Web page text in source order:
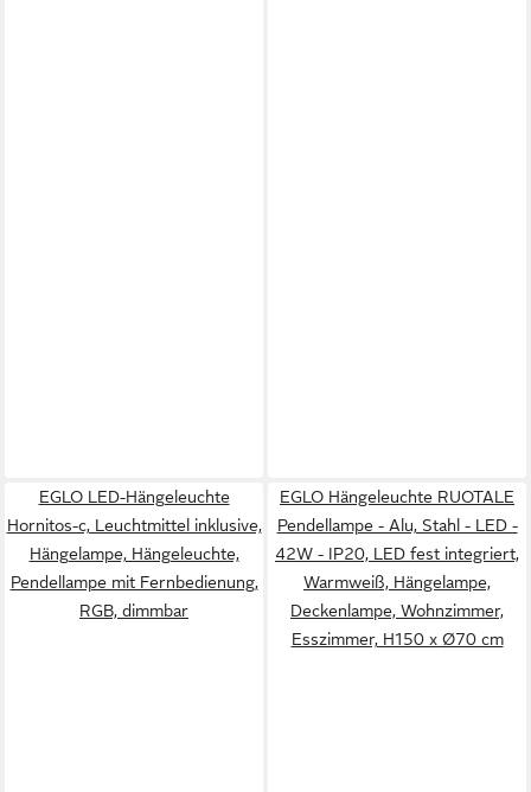
EGLO LED-Hängeleuchte
Hornitos-c, Leuchtmittel inklusive,
Hängelampe, Hängeleuchte,
Pendellampe mit Fernbedienung,
RGB, dimmbar
EGLO Hängeleuchte RUOTALE
Pendellampe - Alu, Stahl - LED -
42W - IP20, LED fest integriert,
Warmweiß, Hängelampe,
Deckenlampe, Wohnzimmer,
Esszimmer, H150 x Ø70 cm